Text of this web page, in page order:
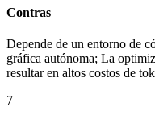
Contras
Depende de un entorno de
gráfica autónoma; La
resultar en altos costos de
7